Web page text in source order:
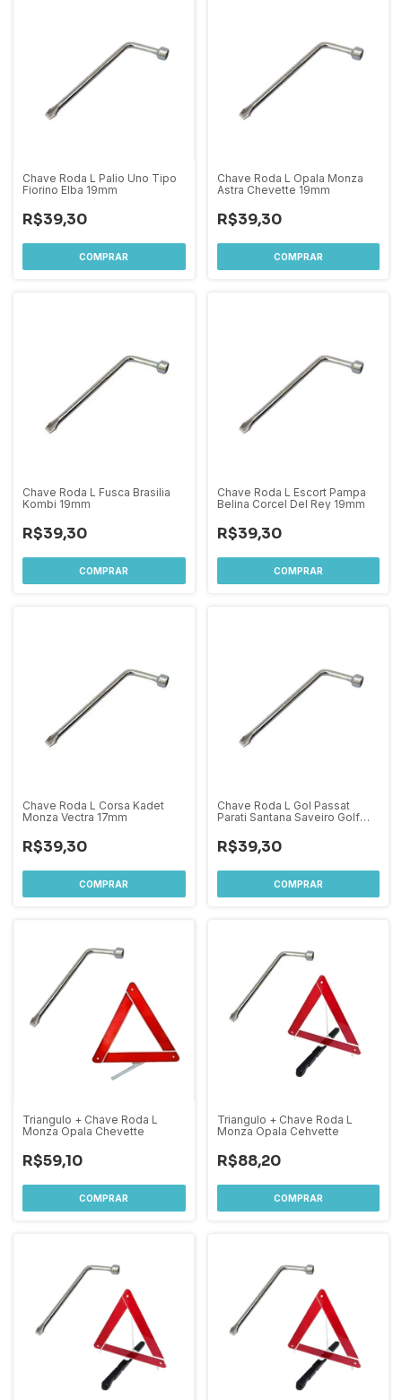
Chave Roda L Palio Uno Tipo
Fiorino Elba 19mm
R$39,30
Chave Roda L Opala Monza
Astra Chevette 19mm
R$39,30
Chave Roda L Fusca Brasilia
Kombi 19mm
R$39,30
Chave Roda L Escort Pampa
Belina Corcel Del Rey 19mm
R$39,30
Chave Roda L Corsa Kadet
Monza Vectra 17mm
R$39,30
Chave Roda L Gol Passat
Parati Santana Saveiro Golf
R$39,30
Triangulo + Chave Roda L
Monza Opala Chevette
R$59,10
Triangulo + Chave Roda L
Monza Opala Cehvette
R$88,20